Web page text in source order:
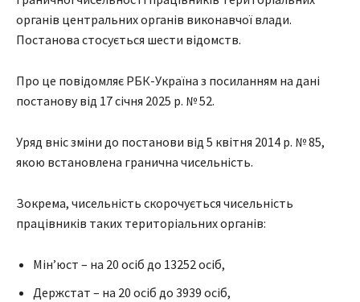
органів центральних органів виконавчої влади.
Постанова стосується шести відомств.
Про це повідомляє РБК-Україна з посиланням на дані
постанову від 17 січня 2025 р. № 52.
Уряд вніс зміни до постанови від 5 квітня 2014 р. № 85,
якою встановлена гранична чисельність.
Зокрема, чисельність скорочується чисельність
працівників таких територіальних органів:
Мін’юст – на 20 осіб до 13252 осіб,
Держстат – на 20 осіб до 3939 осіб,